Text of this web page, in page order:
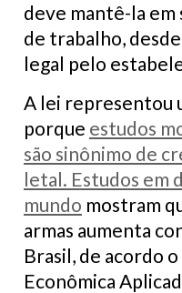
deve mantê-la em
de trabalho,
legal pelo
A lei representou
porque estudos
são sinônimo de
letal. Estudos em
mundo mostram
armas aumenta
Brasil, de acordo
Econômica